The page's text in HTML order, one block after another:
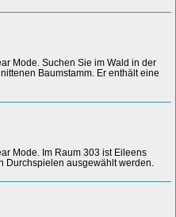
Mode. Suchen Sie im Wald in der
Baumstamm. Er enthält eine
Mode. Im Raum 303 ist Eileens
Durchspielen ausgewählt werden.